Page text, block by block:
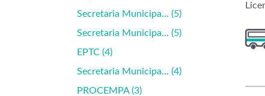
Secretaria Municipa... (5)
Secretaria Municipa... (5)
EPTC (4)
Secretaria Municipa... (4)
PROCEMPA (3)